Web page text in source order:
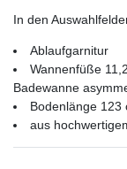
In den
Ablaufgarnitur
Wannenfüße
Badewanne
Bodenlänge 123
aus